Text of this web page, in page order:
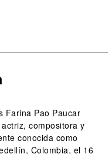
Farina Pao Paucar
compositora y
conocida como
Colombia, el 16